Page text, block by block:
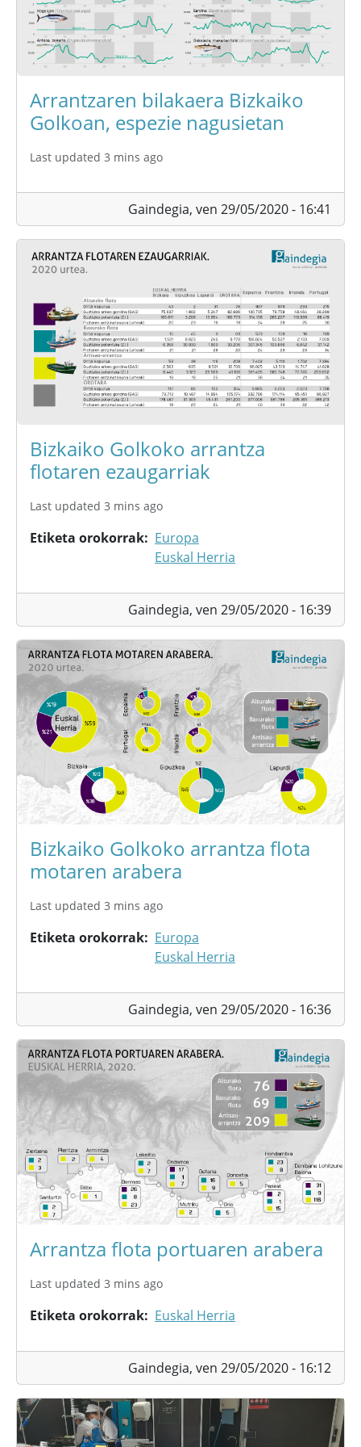
Arrantzaren bilakaera Bizkaiko
Golkoan, espezie nagusietan
Last updated 3 mins ago
Gaindegia, ven 29/05/2020 - 16:41
Bizkaiko Golkoko arrantza
flotaren ezaugarriak
Last updated 3 mins ago
Etiketa orokorrak
Europa
Euskal Herria
Gaindegia, ven 29/05/2020 - 16:39
Bizkaiko Golkoko arrantza flota
motaren arabera
Last updated 3 mins ago
Etiketa orokorrak
Europa
Euskal Herria
Gaindegia, ven 29/05/2020 - 16:36
Arrantza flota portuaren arabera
Last updated 3 mins ago
Etiketa orokorrak Euskal Herria
Gaindegia, ven 29/05/2020 - 16:12